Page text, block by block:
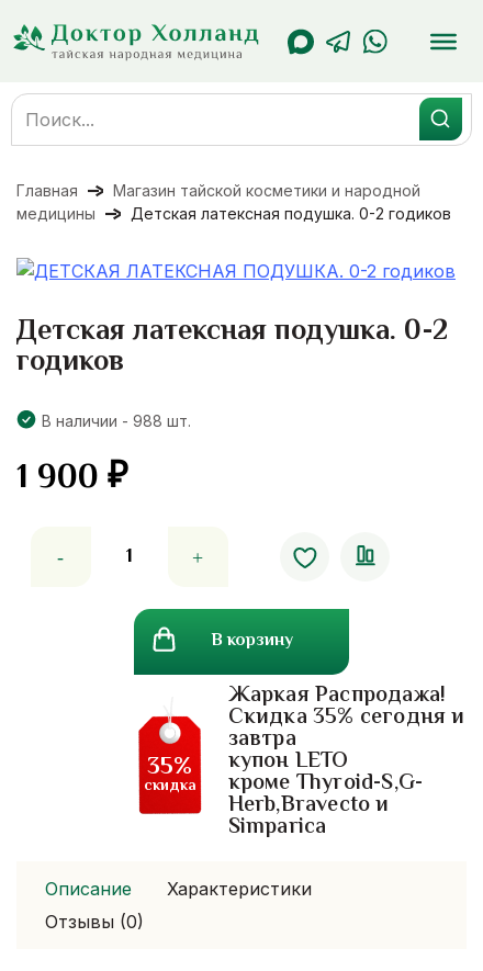
содержанию
Search
for:
Главная
Магазин тайской косметики и народной
медицины
Детская латексная подушка. 0-2 годиков
Детская латексная подушка. 0-2
годиков
В наличии - 988 шт.
1 900₽
товара
В корзину
Жаркая Распродажа!
Скидка 35% сегодня и
завтра
купон LETO
кроме Thyroid-S,G-
Herb,Bravecto и
Simparica
35%
скидка
Описание
Характеристики
Отзывы (0)